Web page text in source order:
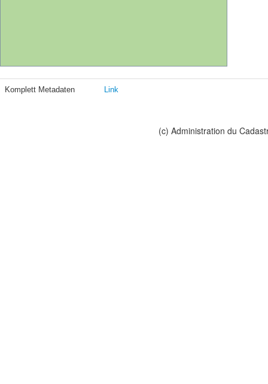
Komplett Metadaten Link
(c) Administration du